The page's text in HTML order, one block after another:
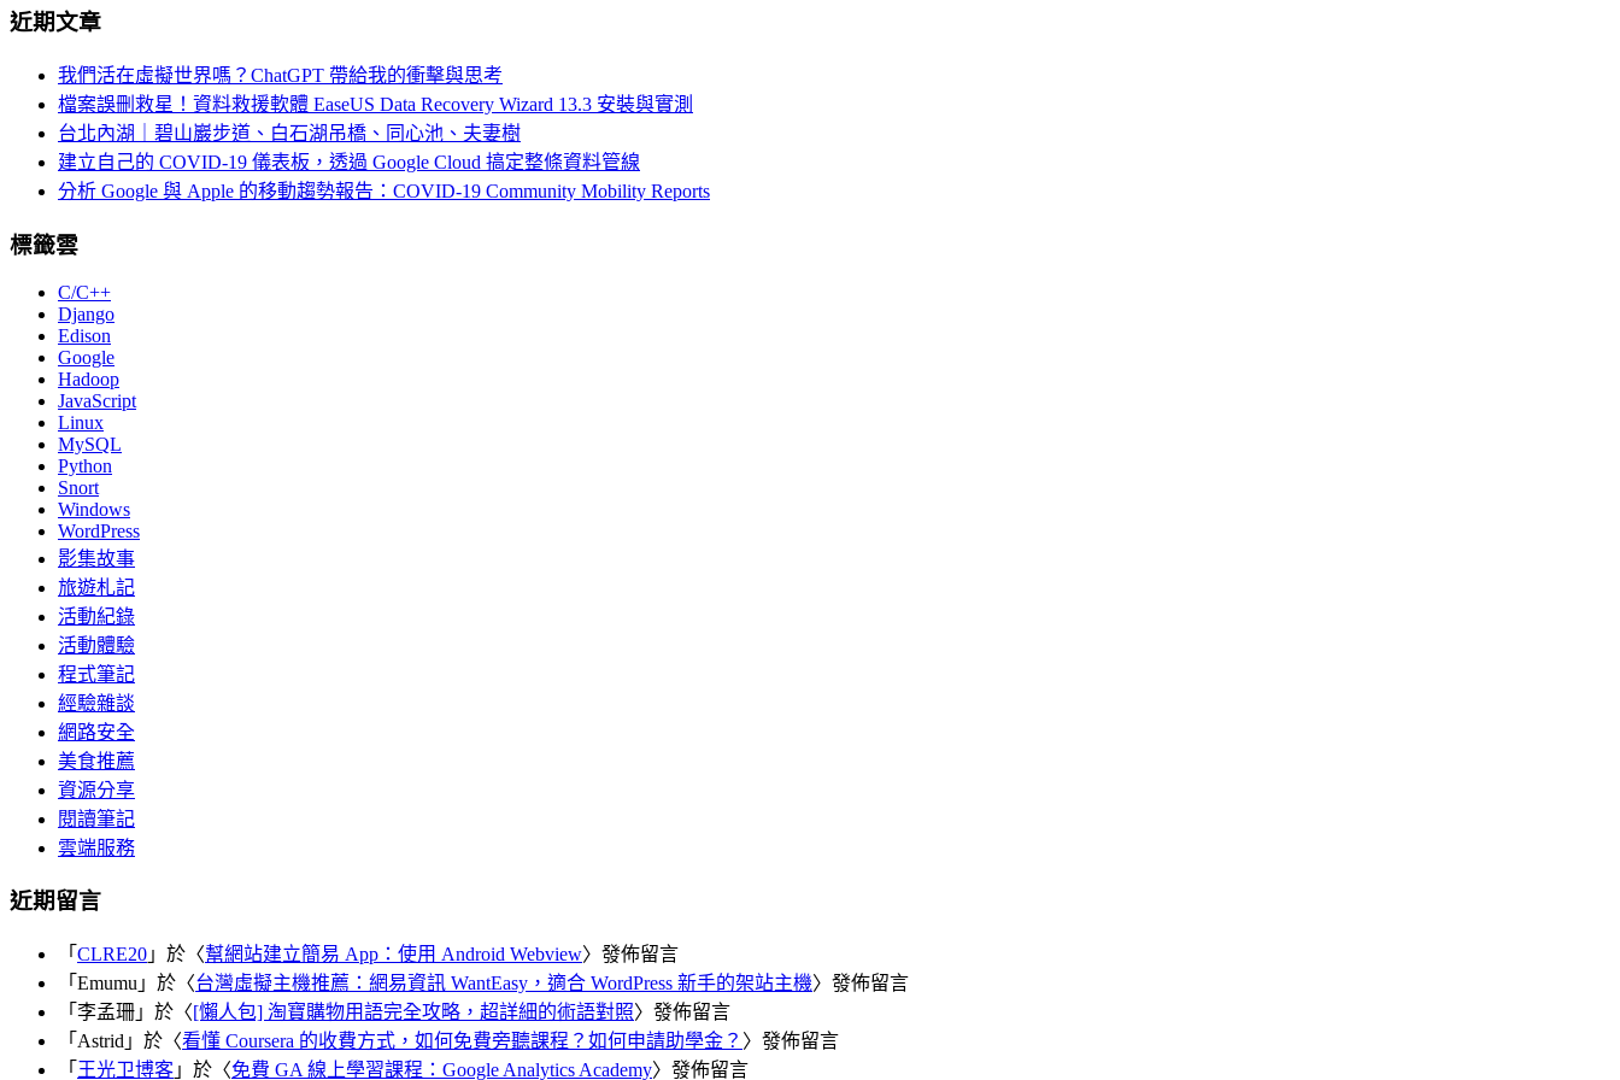
近期文章
我們活在虛擬世界嗎？ChatGPT 帶給我的衝擊與思考
檔案誤刪救星！資料救援軟體 EaseUS Data Recovery Wizard 13.3 安裝與實測
台北內湖｜碧山巖步道、白石湖吊橋、同心池、夫妻樹
建立自己的 COVID-19 儀表板，透過 Google Cloud 搞定整條資料管線
分析 Google 與 Apple 的移動趨勢報告：COVID-19 Community Mobility Reports
標籤雲
C/C++
Django
Edison
Google
Hadoop
JavaScript
Linux
MySQL
Python
Snort
Windows
WordPress
影集故事
旅遊札記
活動紀錄
活動體驗
程式筆記
經驗雜談
網路安全
美食推薦
資源分享
閱讀筆記
雲端服務
近期留言
「 CLRE20 」於〈幫網站建立簡易 App：使用 Android Webview〉發佈留言
「 Emumu 」於〈台灣虛擬主機推薦：網易資訊 WantEasy，適合 WordPress 新手的架站主機〉發佈留言
「 李孟珊 」於〈[懶人包] 淘寶購物用語完全攻略，超詳細的術語對照〉發佈留言
「 Astrid 」於〈看懂 Coursera 的收費方式，如何免費旁聽課程？如何申請助學金？ 〉發佈留言
「 王光卫博客 」於〈免費 GA 線上學習課程：Google Analytics Academy〉發佈留言